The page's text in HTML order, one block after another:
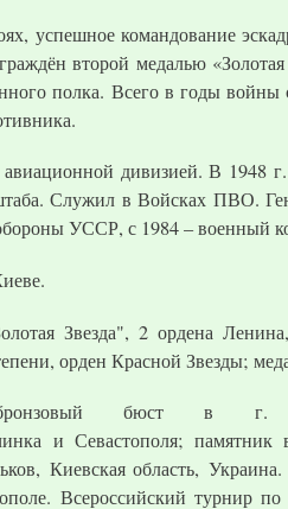
успешное командование
второй медалью
полка. Всего в годы
авиационной дивизией. В
Служил в Войсках ПВО.
УССР, с 1984 – военный
Звезда", 2 ордена
орден Красной Звезды;
бюст в г.
и Севастополя;
Киевская область,
Всероссийский турнир